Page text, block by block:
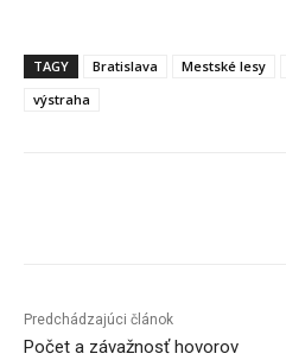
TAGY Bratislava Mestské lesy
výstraha
Predchádzajúci článok
Počet a závažnosť hovorov